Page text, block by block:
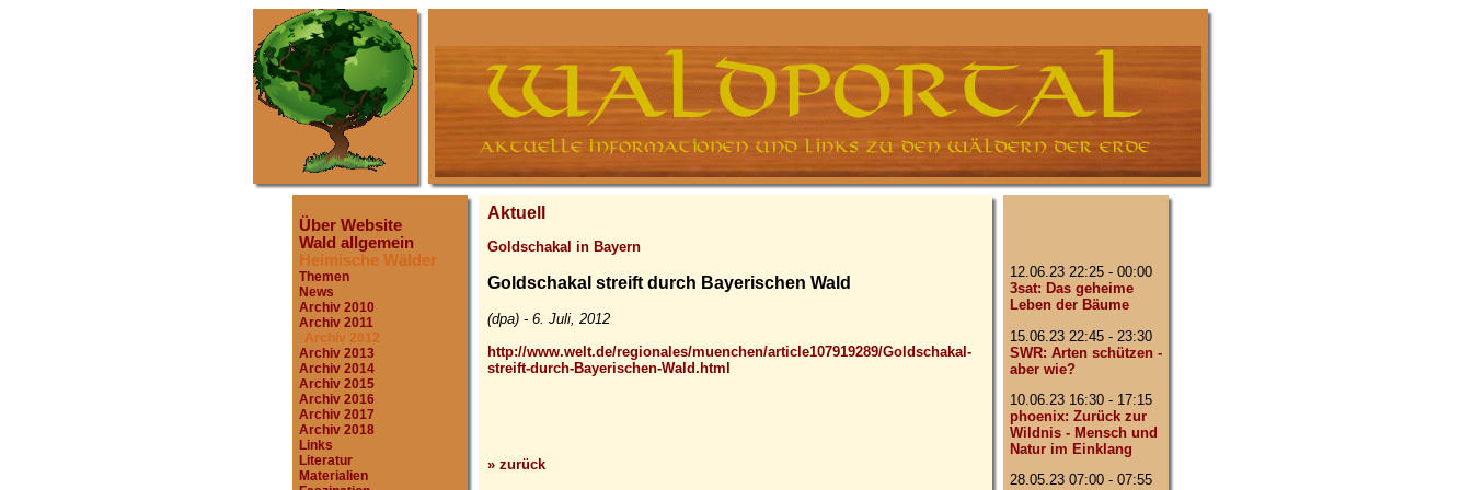
Über Website
Wald allgemein
Heimische Wälder
Themen
News
Archiv 2010
Archiv 2011
Archiv 2012
Archiv 2013
Archiv 2014
Archiv 2015
Archiv 2016
Archiv 2017
Archiv 2018
Links
Literatur
Materialien
Aktuell
Goldschakal in Bayern
Goldschakal streift durch Bayerischen Wald
(dpa) - 6. Juli, 2012
http://www.welt.de/regionales/muenchen/article107919289/Goldschakal-
streift-durch-Bayerischen-Wald.html
» zurück
12.06.23 22:25 - 00:00
3sat: Das geheime
Leben der Bäume
15.06.23 22:45 - 23:30
SWR: Arten schützen -
aber wie?
10.06.23 16:30 - 17:15
phoenix: Zurück zur
Wildnis - Mensch und
Natur im Einklang
28.05.23 07:00 - 07:55